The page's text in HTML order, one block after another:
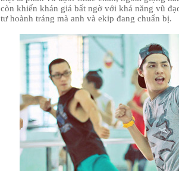
còn khiến khán giả bất ngờ với khả năng vũ
tư hoành tráng mà anh và ekip đang chuẩn bị.